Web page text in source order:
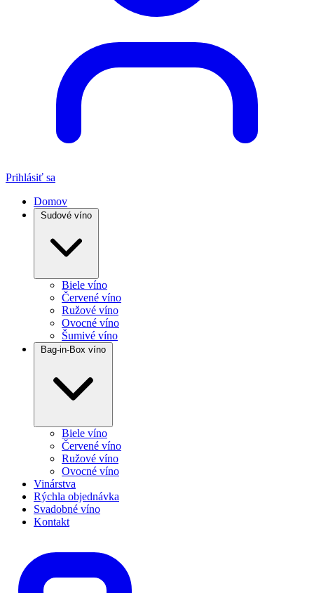
Prihlásiť sa
Domov
Sudové víno
Biele víno
Červené víno
Ružové víno
Ovocné víno
Šumivé víno
Bag-in-Box víno
Biele víno
Červené víno
Ružové víno
Ovocné víno
Vinárstva
Rýchla objednávka
Svadobné víno
Kontakt